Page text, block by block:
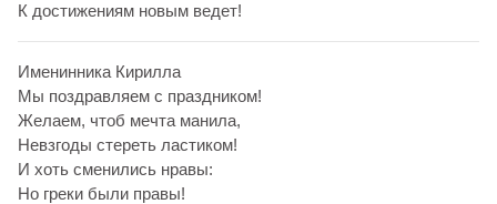
К достижениям новым ведет!
Именинника Кирилла
Мы поздравляем с праздником!
Желаем, чтоб мечта манила,
Невзгоды стереть ластиком!
И хоть сменились нравы:
Но греки были правы!